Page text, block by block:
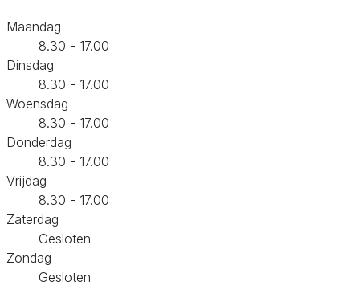
Maandag
8.30 - 17.00
Dinsdag
8.30 - 17.00
Woensdag
8.30 - 17.00
Donderdag
8.30 - 17.00
Vrijdag
8.30 - 17.00
Zaterdag
Gesloten
Zondag
Gesloten